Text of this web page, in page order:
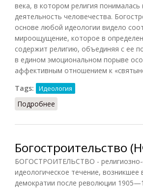
века, в котором религия понималась
деятельность человечества.
основе любой идеологии видело
мироощущение, которое в
содержит религию, объединяя с ее
в едином эмоциональном порыве
аффективным отношением к
Tags:
Идеология
Подробнее
Богостроительство
БОГОСТРОИТЕЛЬСТВО -
идеологическое течение, возникшее
демократии после революции